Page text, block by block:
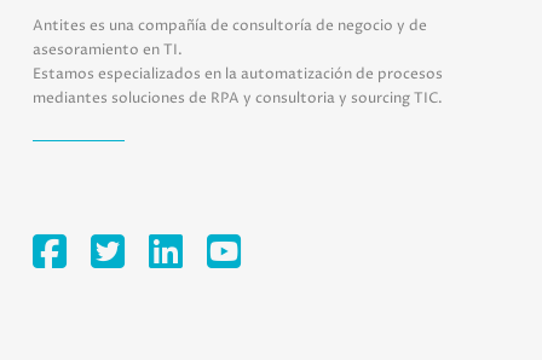
Antites es una compañía de consultoría de negocio y de
asesoramiento en TI.
Estamos especializados en la automatización de procesos
mediantes soluciones de RPA y consultoria y sourcing TIC.